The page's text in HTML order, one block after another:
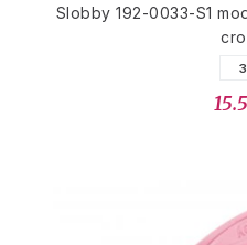
Slobby 192-0033-S1